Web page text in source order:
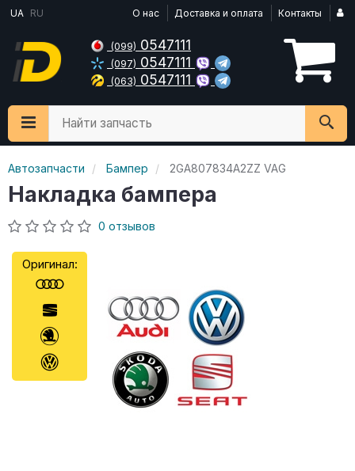
UA RU О нас Доставка и оплата Контакты
(099) 0547111
(097) 0547111
(063) 0547111
Найти запчасть
Автозапчасти Бампер 2GA807834A2ZZ VAG
Накладка бампера
0 отзывов
Оригинал: